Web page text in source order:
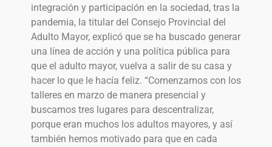
integración y participación en la sociedad, tras la
pandemia, la titular del Consejo Provincial del
Adulto Mayor, explicó que se ha buscado generar
una línea de acción y una política pública para
que el adulto mayor, vuelva a salir de su casa y
hacer lo que le hacía feliz. “Comenzamos con los
talleres en marzo de manera presencial y
buscamos tres lugares para descentralizar,
porque eran muchos los adultos mayores, y así
también hemos motivado para que en cada